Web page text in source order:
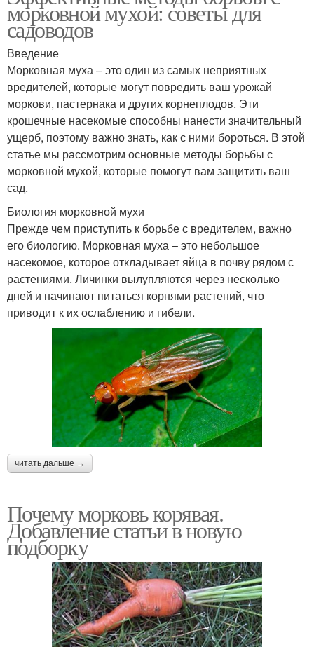
морковной мухой: советы для
садоводов
Введение
Морковная муха – это один из самых неприятных
вредителей, которые могут повредить ваш урожай
моркови, пастернака и других корнеплодов. Эти
крошечные насекомые способны нанести значительный
ущерб, поэтому важно знать, как с ними бороться. В этой
статье мы рассмотрим основные методы борьбы с
морковной мухой, которые помогут вам защитить ваш
сад.
Биология морковной мухи
Прежде чем приступить к борьбе с вредителем, важно
его биологию. Морковная муха – это небольшое
насекомое, которое откладывает яйца в почву рядом с
растениями. Личинки вылупляются через несколько
дней и начинают питаться корнями растений, что
приводит к их ослаблению и гибели.
читать дальше →
Почему морковь корявая.
Добавление статьи в новую
подборку